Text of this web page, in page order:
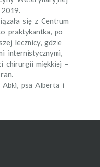
2019.
się z Centrum
praktykantka, po
lecznicy, gdzie
internistycznymi,
chirurgii miękkiej –
Abki, psa Alberta i